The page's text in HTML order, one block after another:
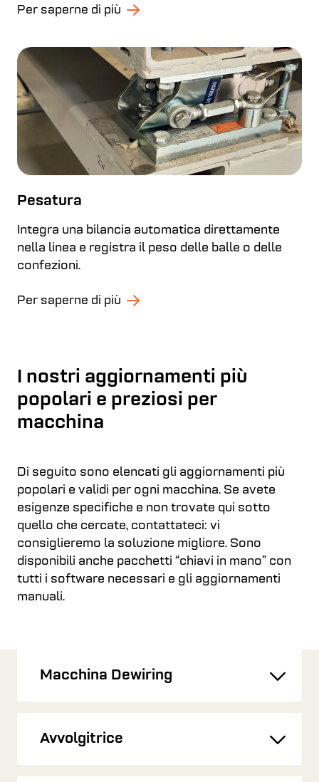
Per saperne di più
Pesatura
Integra una bilancia automatica direttamente
nella linea e registra il peso delle balle o delle
confezioni.
Per saperne di più
I nostri aggiornamenti più
popolari e preziosi per
macchina
Di seguito sono elencati gli aggiornamenti più
popolari e validi per ogni macchina. Se avete
esigenze specifiche e non trovate qui sotto
quello che cercate, contattateci: vi
consiglieremo la soluzione migliore. Sono
disponibili anche pacchetti “chiavi in mano” con
tutti i software necessari e gli aggiornamenti
manuali.
Macchina Dewiring
Avvolgitrice